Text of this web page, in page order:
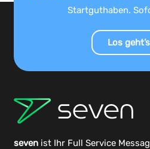
Startguthaben.
Los geht’s
sevenist Ihr Full Service